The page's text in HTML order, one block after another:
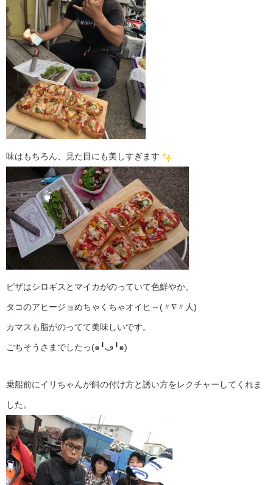
味はもちろん、見た目にも美しすぎます
ピザはシロギスとマイカがのっていて色鮮やか。
タコのアヒージョめちゃくちゃオイヒ～(〃∇〃人)
カマスも脂がのってて美味しいです。
ごちそうさまでしたっ(๑╹ڡ╹๑)
乗船前にイリちゃんが餌の付け方と誘い方をレクチャーしてくれま
した。